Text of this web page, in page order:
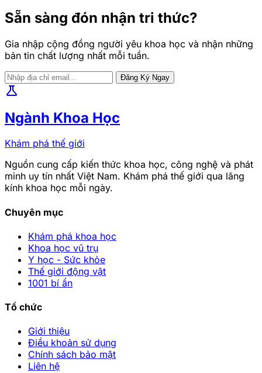
Sẵn sàng đón nhận tri thức?
Gia nhập cộng đồng người yêu khoa học và nhận những
bản tin chất lượng nhất mỗi tuần.
Đăng Ký Ngay
science
Ngành Khoa Học
Khám phá thế giới
Nguồn cung cấp kiến thức khoa học, công nghệ và phát
minh uy tín nhất Việt Nam. Khám phá thế giới qua lăng
kính khoa học mỗi ngày.
Chuyên mục
Khám phá khoa học
Khoa học vũ trụ
Y học - Sức khỏe
Thế giới động vật
1001 bí ẩn
Tổ chức
Giới thiệu
Điều khoản sử dụng
Chính sách bảo mật
Liên hệ